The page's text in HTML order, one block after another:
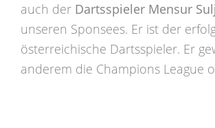
auch der Dartsspieler Mensur
unseren Sponsees. Er ist der
österreichische Dartsspieler. Er
anderem die Champions League